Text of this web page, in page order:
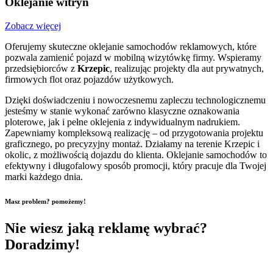
Zobacz więcej
Oferujemy skuteczne oklejanie samochodów reklamowych, które
pozwala zamienić pojazd w mobilną wizytówkę firmy. Wspieramy
przedsiębiorców z Krzepic, realizując projekty dla aut prywatnych,
firmowych flot oraz pojazdów użytkowych.
Dzięki doświadczeniu i nowoczesnemu zapleczu technologicznemu
jesteśmy w stanie wykonać zarówno klasyczne oznakowania
ploterowe, jak i pełne oklejenia z indywidualnym nadrukiem.
Zapewniamy kompleksową realizację – od przygotowania projektu
graficznego, po precyzyjny montaż. Działamy na terenie Krzepic i
okolic, z możliwością dojazdu do klienta. Oklejanie samochodów to
efektywny i długofalowy sposób promocji, który pracuje dla Twojej
marki każdego dnia.
Masz problem? pomożemy!
Nie wiesz jaką reklamę wybrać?
Doradzimy!